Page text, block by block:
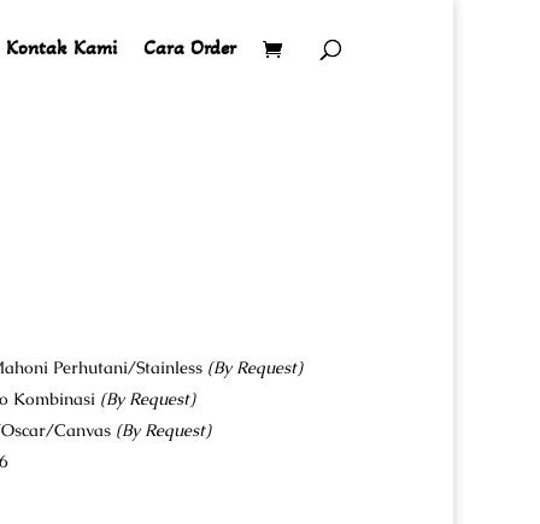
Kontak Kami Cara Order
Perhutani/Stainless (By Request)
Kombinasi (By Request)
Canvas (By Request)